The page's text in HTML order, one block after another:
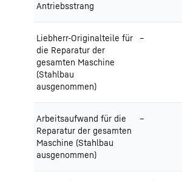
Antriebsstrang
Liebherr-Originalteile für
die Reparatur der
gesamten Maschine
(Stahlbau
ausgenommen)
–
Arbeitsaufwand für die
Reparatur der gesamten
Maschine (Stahlbau
ausgenommen)
–